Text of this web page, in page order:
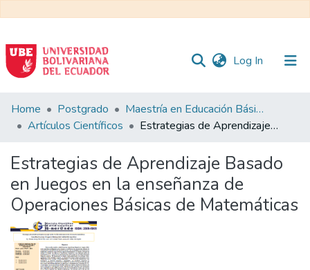
Log In (current)
Communities
&
All of DSpace
Statistics
Home Postgrado
Maestría en Educación Básica
Artículos Científicos
Estrategias de Aprendizaje Basado en Juegos en la enseñanza de Operaciones Básicas de Matemáticas
Estrategias de Aprendizaje Basado
en Juegos en la enseñanza de
Operaciones Básicas de Matemáticas